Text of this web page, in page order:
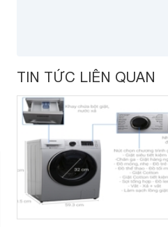
TIN TỨC LIÊN QUAN